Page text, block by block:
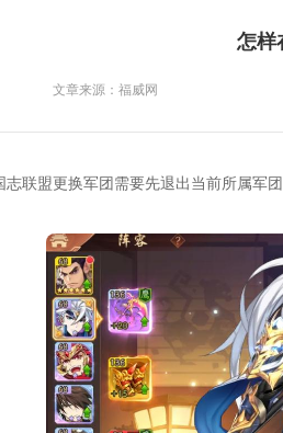
怎样
文章来源： 福威网
志联盟更换军团需要先退出当前所属军